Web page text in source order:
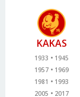
KAKAS
1933
1945
1957
1969
1981
1993
2005
2017